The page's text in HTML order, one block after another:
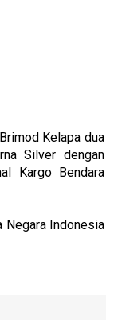
Kelapa dua
Silver dengan
Kargo Bendara
Negara Indonesia